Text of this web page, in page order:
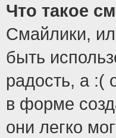
Что такое
Смайлики,
быть
радость, а :(
в форме
они легко